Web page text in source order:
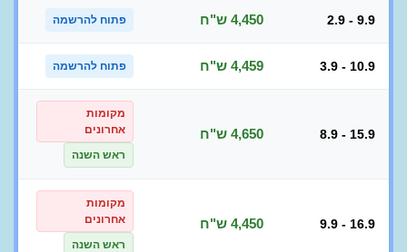
2.9 - 9.9 4,450 ש"ח פתוח להרשמה
3.9 - 10.9 4,459 ש"ח פתוח להרשמה
8.9 - 15.9 4,650 ש"ח
מקומות
אחרונים
ראש השנה
9.9 - 16.9 4,450 ש"ח
מקומות
אחרונים
ראש השנה